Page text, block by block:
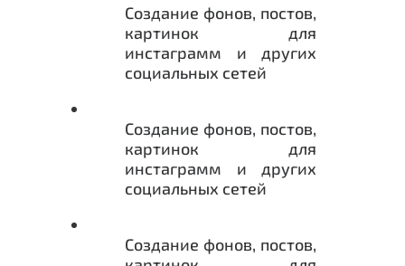
Создание фонов, постов,
картинок для
инстаграмм и других
социальных сетей
Создание фонов, постов,
картинок для
инстаграмм и других
социальных сетей
Создание фонов, постов,